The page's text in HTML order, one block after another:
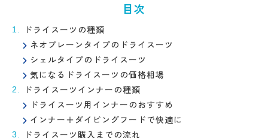
目次
ドライスーツの種類
ネオプレーンタイプのドライスーツ
シェルタイプのドライスーツ
気になるドライスーツの価格相場
ドライスーツインナーの種類
ドライスーツ用インナーのおすすめ
インナー＋ダイビングフードで快適に
ドライスーツ購入までの流れ